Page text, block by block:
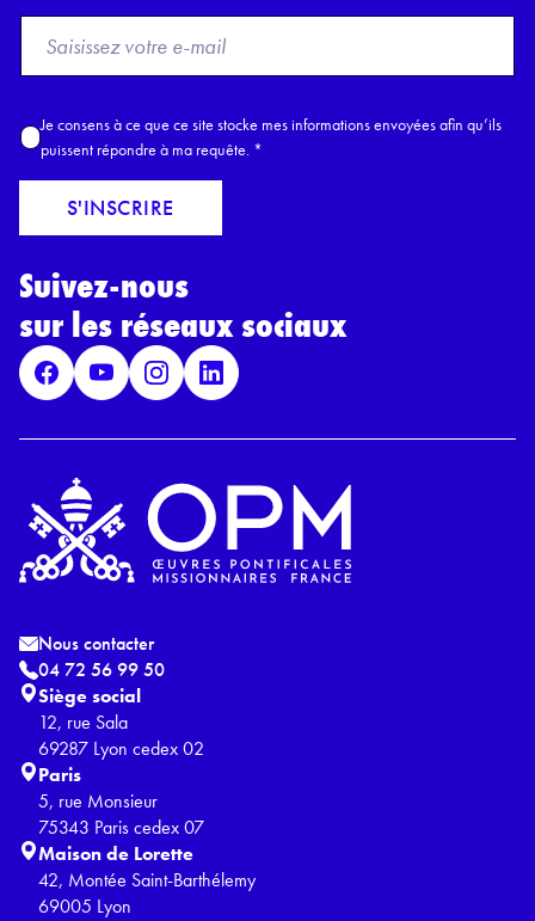
o
E
a
l
A
c
c
R
P
D
*
Je consens à ce que ce site stocke mes informations envoyées afin qu’ils
puissent répondre à ma requête. *
S'INSCRIRE
Suivez-nous
sur les réseaux sociaux
Nous contacter
04 72 56 99 50
Siège social
12, rue Sala
69287 Lyon cedex 02
Paris
5, rue Monsieur
75343 Paris cedex 07
Maison de Lorette
42, Montée Saint-Barthélemy
69005 Lyon